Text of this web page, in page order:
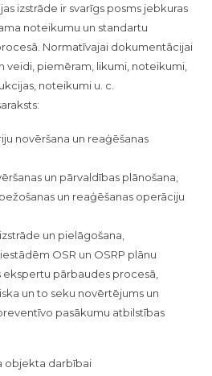
izstrāde ir svarīgs posms jebkuras
noteikumu un standartu
Normatīvajai dokumentācijai
veidi, piemēram, likumi, noteikumi,
noteikumi u. c.
novēršana un reaģēšanas
un pārvaldības plānošana,
un reaģēšanas operāciju
un pielāgošana,
OSR un OSRP plānu
ekspertu pārbaudes procesā,
un to seku novērtējums un
pasākumu atbilstības
objekta darbībai